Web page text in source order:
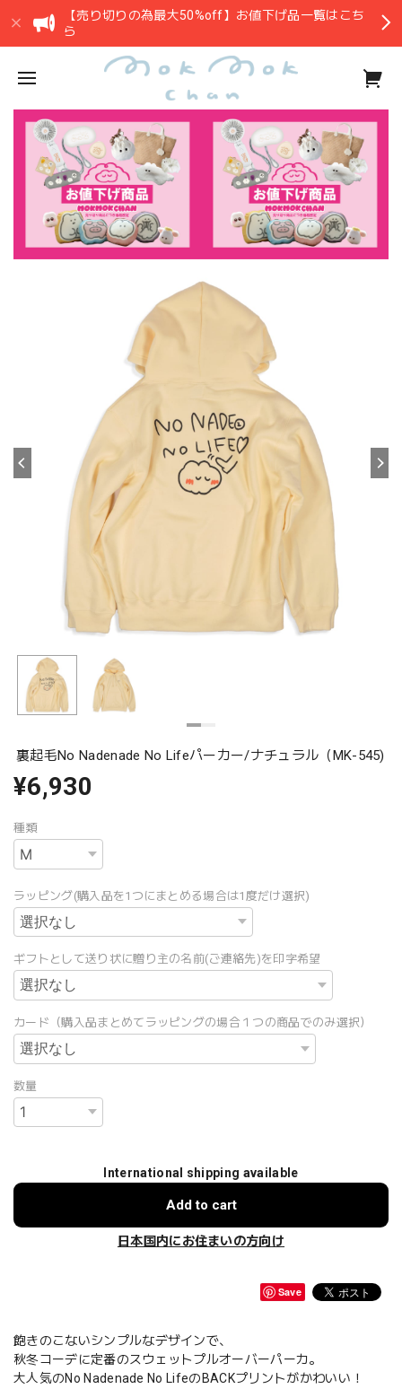
【売り切りの為最大50%off】お値下げ品一覧はこち
ら
裏起毛No Nadenade No Lifeパーカー/ナチュラル（MK-545)
¥6,930
種類
ラッピング(購入品を1つにまとめる場合は1度だけ選択)
ギフトとして送り状に贈り主の名前(ご連絡先)を印字希望
カード（購入品まとめてラッピングの場合１つの商品でのみ選択）
数量
International shipping available
Add to cart
日本国内にお住まいの方向け
Save
飽きのこないシンプルなデザインで、
秋冬コーデに定番のスウェットプルオーバーパーカ。
大人気のNo Nadenade No LifeのBACKプリントがかわいい！